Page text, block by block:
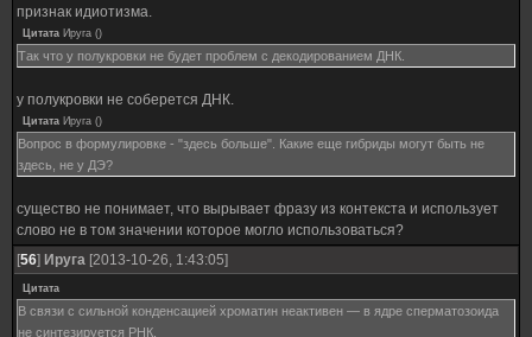
признак идиотизма.
Цитата Ируга ()
Так что у полукровки не будет проблем с декодированием ДНК.
у полукровки не соберется ДНК.
Цитата Ируга ()
Вопрос в формулировке - "здесь больше". Какие еще гибриды могут быть не
здесь, не у ДЭ?
существо не понимает, что вырывает фразу из контекста и использует
слово не в том значении которое могло использоваться?
[56] Ируга [2013-10-26, 1:43:05]
Цитата
В связи с сильной конденсацией хроматин неактивен — в ядре сперматозоида
не синтезируется РНК.